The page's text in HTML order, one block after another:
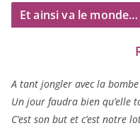
Et ainsi va le monde…
A tant jon­gler avec la bombe
Un jour fau­dra bien qu’elle
C’est son but et c’est notre